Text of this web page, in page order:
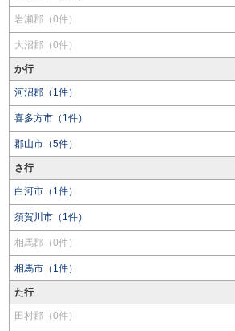
岩瀬郡（0件）
大沼郡（0件）
か行
河沼郡（1件）
喜多方市（1件）
郡山市（5件）
さ行
白河市（1件）
須賀川市（1件）
相馬郡（0件）
相馬市（1件）
た行
田村郡（0件）